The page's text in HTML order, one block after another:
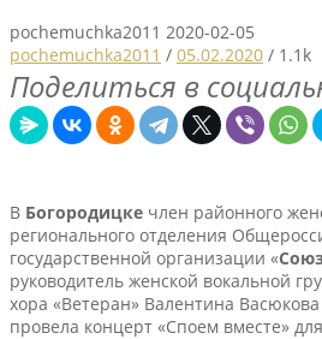
pochemuchka2011 2020-02-05
pochemuchka2011 / 05.02.2020 / 1.1k
Поделиться в
В Богородицке член районного
регионального отделения
государственной организации «
руководитель женской вокальной
хора «Ветеран» Валентина
провела концерт «Споем вместе»